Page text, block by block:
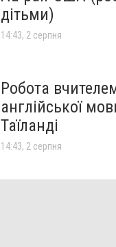
дітьми)
14:43, 2 серпня
Робота
англійської
Таїланді
14:43, 2 серпня